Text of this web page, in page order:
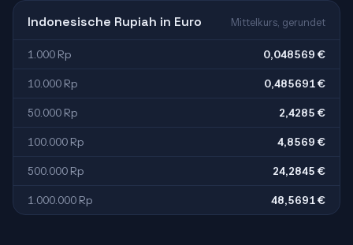
Indonesische Rupiah in Euro Mittelkurs, gerundet
1.000 Rp 0,048569 €
10.000 Rp 0,485691 €
50.000 Rp 2,4285 €
100.000 Rp 4,8569 €
500.000 Rp 24,2845 €
1.000.000 Rp 48,5691 €